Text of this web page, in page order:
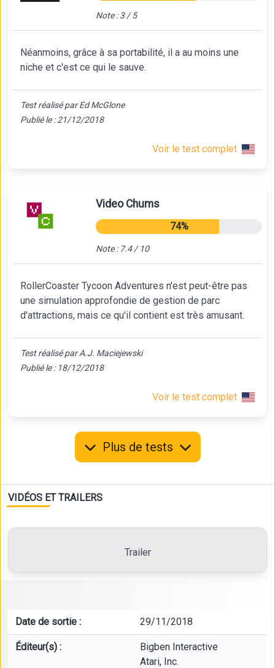
Note : 3 / 5
Néanmoins, grâce à sa portabilité, il a au moins une
niche et c'est ce qui le sauve.
Test réalisé par Ed McGlone
Publié le : 21/12/2018
Voir le test complet
Video Chums
74%
Note : 7.4 / 10
RollerCoaster Tycoon Adventures n'est peut-être pas
une simulation approfondie de gestion de parc
d'attractions, mais ce qu'il contient est très amusant.
Test réalisé par A.J. Maciejewski
Publié le : 18/12/2018
Voir le test complet
Plus de tests
VIDÉOS ET TRAILERS
Trailer
Date de sortie : 29/11/2018
Éditeur(s) :
Bigben Interactive
Atari, Inc.